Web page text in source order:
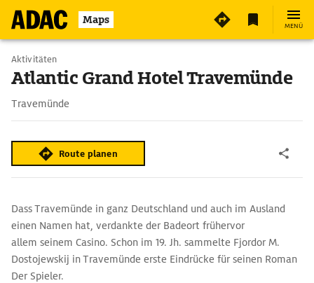
Maps MENÜ
Aktivitäten
Atlantic Grand Hotel Travemünde
Travemünde
Route planen
Dass Travemünde in ganz Deutschland und auch im Ausland
einen Namen hat, verdankte der Badeort frühervor
allem seinem Casino. Schon im 19. Jh. sammelte Fjordor M.
Dostojewskij in Travemünde erste Eindrücke für seinen Roman
Der Spieler.